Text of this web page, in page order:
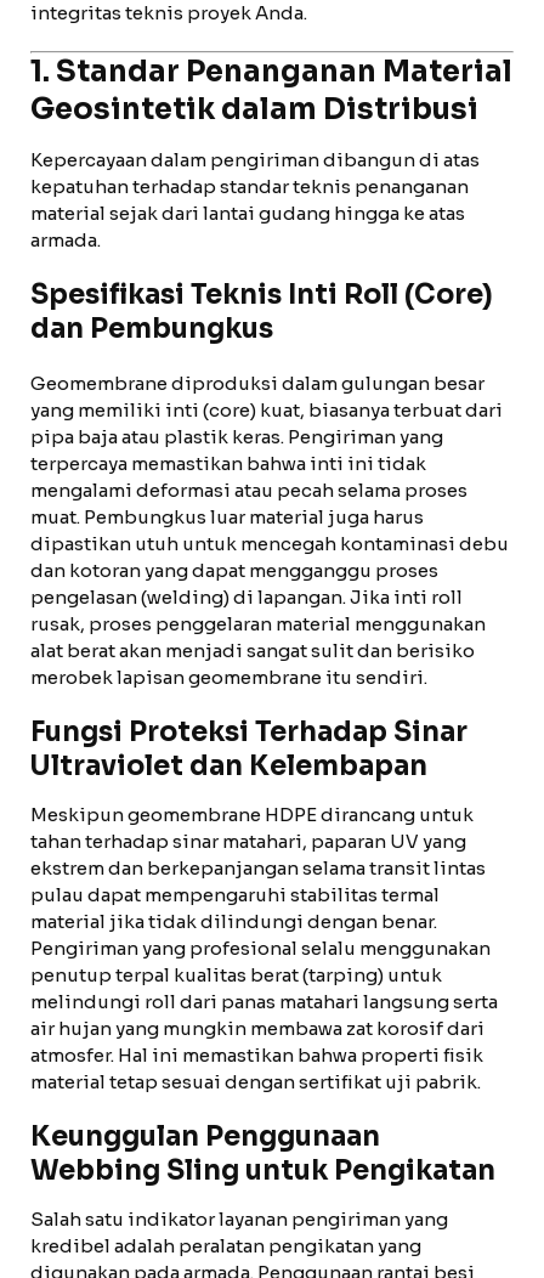
integritas teknis proyek Anda.
1. Standar Penanganan Material
Geosintetik dalam Distribusi
Kepercayaan dalam pengiriman dibangun di atas
kepatuhan terhadap standar teknis penanganan
material sejak dari lantai gudang hingga ke atas
armada.
Spesifikasi Teknis Inti Roll (Core)
dan Pembungkus
Geomembrane diproduksi dalam gulungan besar
yang memiliki inti (core) kuat, biasanya terbuat dari
pipa baja atau plastik keras. Pengiriman yang
terpercaya memastikan bahwa inti ini tidak
mengalami deformasi atau pecah selama proses
muat. Pembungkus luar material juga harus
dipastikan utuh untuk mencegah kontaminasi debu
dan kotoran yang dapat mengganggu proses
pengelasan (welding) di lapangan. Jika inti roll
rusak, proses penggelaran material menggunakan
alat berat akan menjadi sangat sulit dan berisiko
merobek lapisan geomembrane itu sendiri.
Fungsi Proteksi Terhadap Sinar
Ultraviolet dan Kelembapan
Meskipun geomembrane HDPE dirancang untuk
tahan terhadap sinar matahari, paparan UV yang
ekstrem dan berkepanjangan selama transit lintas
pulau dapat mempengaruhi stabilitas termal
material jika tidak dilindungi dengan benar.
Pengiriman yang profesional selalu menggunakan
penutup terpal kualitas berat (tarping) untuk
melindungi roll dari panas matahari langsung serta
air hujan yang mungkin membawa zat korosif dari
atmosfer. Hal ini memastikan bahwa properti fisik
material tetap sesuai dengan sertifikat uji pabrik.
Keunggulan Penggunaan
Webbing Sling untuk Pengikatan
Salah satu indikator layanan pengiriman yang
kredibel adalah peralatan pengikatan yang
digunakan pada armada. Penggunaan rantai besi